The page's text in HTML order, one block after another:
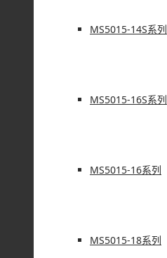
MS5015-14S系列
MS5015-16S系列
MS5015-16系列
MS5015-18系列